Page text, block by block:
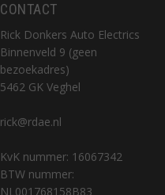
CONTACT
Rick Donkers Auto Electrics
Binnenveld 9 (geen
bezoekadres)
5462 GK Veghel
rick@rdae.nl
KvK nummer: 16067342
BTW nummer:
NL001768158B83